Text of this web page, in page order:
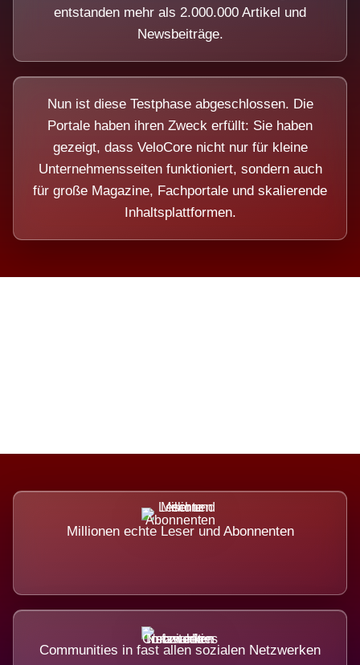
entstanden mehr als 2.000.000 Artikel und
Newsbeiträge.
Nun ist diese Testphase abgeschlossen. Die
Portale haben ihren Zweck erfüllt: Sie haben
gezeigt, dass VeloCore nicht nur für kleine
Unternehmensseiten funktioniert, sondern auch
für große Magazine, Fachportale und skalierende
Inhaltsplattformen.
Millionen echte Leser und Abonnenten
Communities in fast allen sozialen Netzwerken